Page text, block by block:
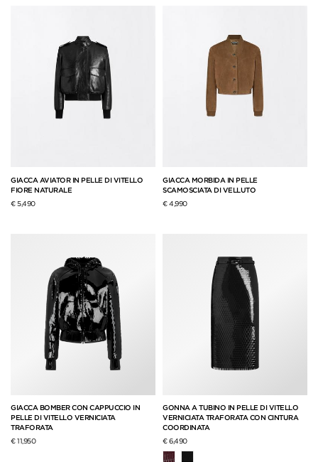
GIACCA AVIATOR IN PELLE DI VITELLO
FIORE NATURALE
€ 5,490
GIACCA MORBIDA IN PELLE
SCAMOSCIATA DI VELLUTO
€ 4,990
GIACCA BOMBER CON CAPPUCCIO IN
PELLE DI VITELLO VERNICIATA
TRAFORATA
€ 11,950
GONNA A TUBINO IN PELLE DI VITELLO
VERNICIATA TRAFORATA CON CINTURA
COORDINATA
€ 6,490